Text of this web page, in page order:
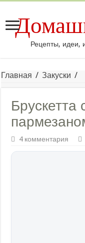
Рецепты, идеи,
Главная / Закуски /
4 комментария